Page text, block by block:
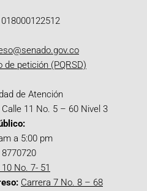
018000122512
petición (PQRSD)
de Atención
11 No. 5 – 60 Nivel 3
a 5:00 pm
No. 7- 51
Carrera 7 No. 8 – 68